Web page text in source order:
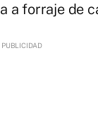
a forraje de